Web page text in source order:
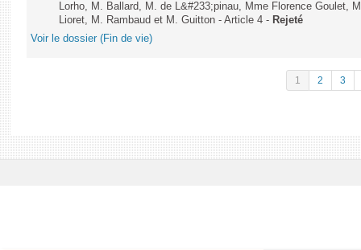
Lorho, M. Ballard, M. de L&#233;pinau, Mme Florence Goulet,
Lioret, M. Rambaud et M. Guitton - Article 4 - Rejeté
Voir le dossier (Fin de vie)
1 2 3